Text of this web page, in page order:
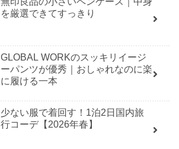
を厳選できてすっきり
GLOBAL WORKのスッキリイージ
ーパンツが優秀｜おしゃれなのに楽
に履ける一本
少ない服で着回す！1泊2日国内旅
行コーデ【2026年春】